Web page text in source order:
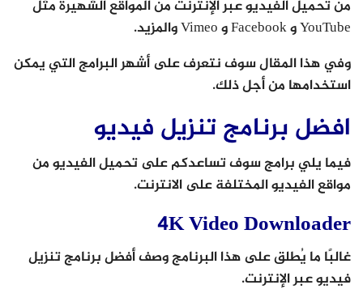
من تحميل الفيديو عبر الإنترنت من المواقع الشهيرة مثل
YouTube و Facebook و Vimeo والمزيد.
وفي هذا المقال سوف نتعرف على أشهر البرامج التي يمكن
استخدامها من أجل ذلك.
افضل برنامج تنزيل فيديو
فيما يلي برامج سوف تساعدكم على تحميل الفيديو من
مواقع الفيديو المختلفة على الانترنت.
4K Video Downloader
غالبًا ما يُطلق على هذا البرنامج وصف أفضل برنامج تنزيل
فيديو عبر الإنترنت.